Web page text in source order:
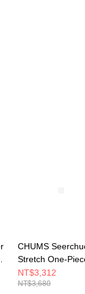
CHUMS
Stretch One-
短袖洋裝(附收納
灰色
NT$3,312
NT$3,680